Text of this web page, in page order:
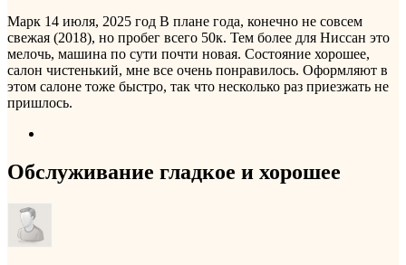
Марк 14 июля, 2025 год В плане года, конечно не совсем
свежая (2018), но пробег всего 50к. Тем более для Ниссан это
мелочь, машина по сути почти новая. Состояние хорошее,
салон чистенький, мне все очень понравилось. Оформляют в
этом салоне тоже быстро, так что несколько раз приезжать не
пришлось.
Обслуживание гладкое и хорошее